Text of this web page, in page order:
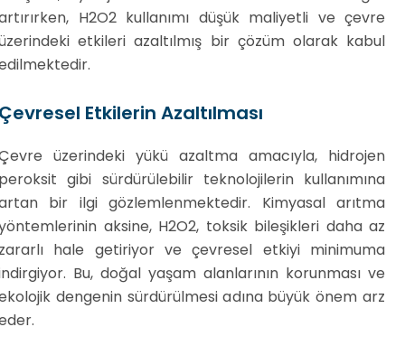
H2O2 kullanımı düşük maliyetli ve çevre
etkileri azaltılmış bir çözüm olarak kabul
Etkilerin Azaltılması
üzerindeki yükü azaltma amacıyla, hidrojen
gibi sürdürülebilir teknolojilerin kullanımına
bir ilgi gözlemlenmektedir. Kimyasal arıtma
aksine, H2O2, toksik bileşikleri daha az
hale getiriyor ve çevresel etkiyi minimuma
Bu, doğal yaşam alanlarının korunması ve
dengenin sürdürülmesi adına büyük önem arz